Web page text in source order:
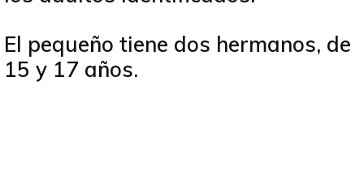
El pequeño tiene dos hermanos, de
15 y 17 años.